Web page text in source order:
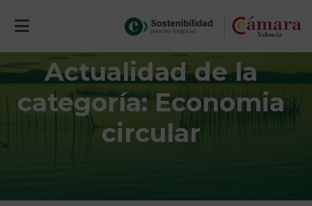
Actualidad de la
categoría: Economia
circular